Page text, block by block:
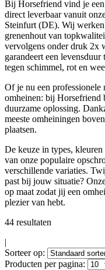
Bij Horsefriend vind je
direct leverbaar vanuit
Steinfurt (DE). Wij
grenenhout van
vervolgens onder druk 2x
garandeert een
tegen schimmel, rot en
Of je nu een
omheinen: bij Horsefriend
duurzame oplossing.
meeste omheiningen
plaatsen.
De keuze in types,
van onze populaire
verschillende variaties.
past bij jouw situatie?
op maat zodat jij een
plezier van hebt.
44 resultaten
|
Sorteer op:
Producten per pagina: